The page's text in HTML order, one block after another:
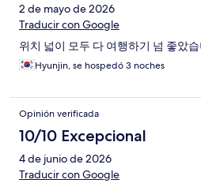
2 de mayo de 2026
Traducir con Google
위치 넓이 모두 다 여행하기 넘 좋았
Hyunjin, se hospedó 3 noches
Opinión verificada
10/10 Excepcional
4 de junio de 2026
Traducir con Google